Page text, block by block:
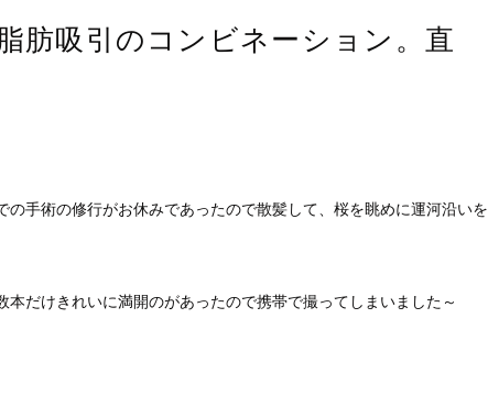
肪吸引のコンビネーション。直
の手術の修行がお休みであったので散髪して、桜を眺めに運河沿いを
だけきれいに満開のがあったので携帯で撮ってしまいました～